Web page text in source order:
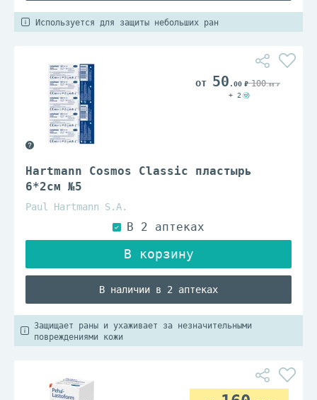
Используется для защиты небольших ран
Hartmann Cosmos Classic пластырь
6*2см №5
Paul Hartmann S.A.
В наличии в 2 аптеках
50 .00 100.00
+ 2
Защищает раны и ухаживает за незначительными
повреждениями кожи